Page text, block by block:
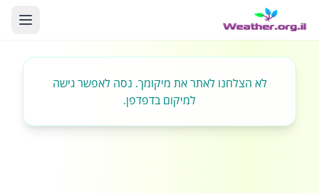
לא הצלחנו לאתר את מיקומך. נסה לאפשר גישה
למיקום בדפדפן.